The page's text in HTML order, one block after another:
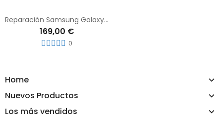
Home
Nuevos Productos
Los más vendidos
Reparación Samsung Galaxy S23
169,00 €
0